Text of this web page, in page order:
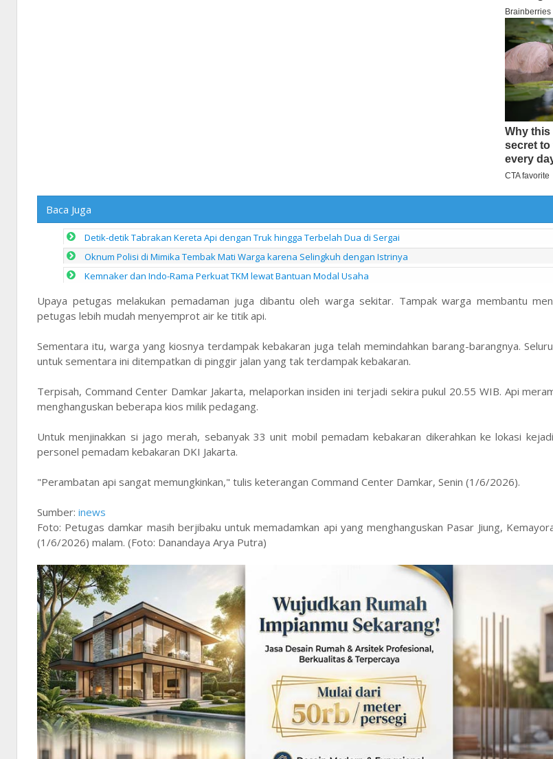
Baca Juga
Detik-detik Tabrakan Kereta Api dengan Truk hingga Terbelah Dua di Sergai
Oknum Polisi di Mimika Tembak Mati Warga karena Selingkuh dengan Istrinya
Kemnaker dan Indo-Rama Perkuat TKM lewat Bantuan Modal Usaha
Upaya petugas melakukan pemadaman juga dibantu oleh warga sekitar. Tampak warga membantu
petugas lebih mudah menyemprot air ke titik api.
Sementara itu, warga yang kiosnya terdampak kebakaran juga telah memindahkan barang-barangnya.
untuk sementara ini ditempatkan di pinggir jalan yang tak terdampak kebakaran.
Terpisah, Command Center Damkar Jakarta, melaporkan insiden ini terjadi sekira pukul 20.55 WIB. Api
menghanguskan beberapa kios milik pedagang.
Untuk menjinakkan si jago merah, sebanyak 33 unit mobil pemadam kebakaran dikerahkan ke lokasi
personel pemadam kebakaran DKI Jakarta.
"Perambatan api sangat memungkinkan," tulis keterangan Command Center Damkar, Senin (1/6/2026).
Sumber: inews
Foto: Petugas damkar masih berjibaku untuk memadamkan api yang menghanguskan Pasar Jiung,
(1/6/2026) malam. (Foto: Danandaya Arya Putra)